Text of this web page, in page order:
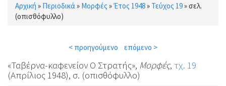
Είστε εδώ
Αρχική » Περιοδικά » Μορφές »Έτος 1948» Τεύχος 19»σελ.
(οπισθόφυλλο)
< προηγούμενο επόμενο >
«Ταβέρνα-καφενείον Ο Στρατής», Μορφές, τχ. 19
(Απρίλιος 1948), σ. (οπισθόφυλλο)